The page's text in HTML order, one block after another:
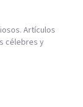
Artículos
célebres y